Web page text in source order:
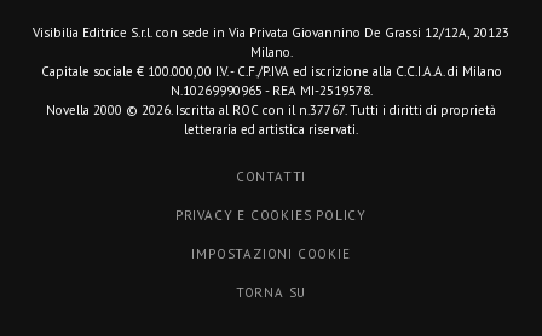
Visibilia Editrice S.r.l. con sede in Via Privata Giovannino De Grassi 12/12A, 20123
Milano.
Capitale sociale € 100.000,00 I.V. - C.F./P.IVA ed iscrizione alla C.C.I.A.A. di Milano
N.10269990965 - REA MI-2519578.
Novella 2000 © 2026. Iscritta al ROC con il n.37767. Tutti i diritti di proprietà
letteraria ed artistica riservati.
CONTATTI
PRIVACY E COOKIES POLICY
IMPOSTAZIONI COOKIE
TORNA SU